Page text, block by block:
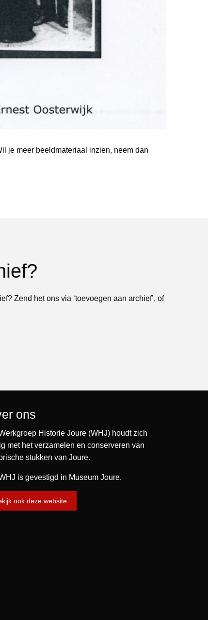
je meer beeldmateriaal inzien, neem dan
Zend het ons via ‘toevoegen aan archief’, of
ons
Historie Joure (WHJ) houdt zich
met het verzamelen en conserveren van
stukken van Joure.
is gevestigd in Museum Joure.
ook deze website.